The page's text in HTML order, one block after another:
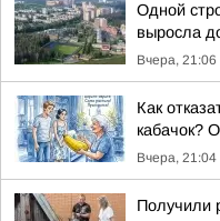
Одной
выросла
Вчера, 21:06
Как
кабачок?
Вчера, 21:04
Получили